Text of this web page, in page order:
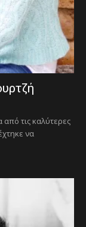
τις καλύτερες
να